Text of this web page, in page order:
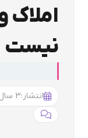
املاک
نیست
انتشار:3 سال پیش